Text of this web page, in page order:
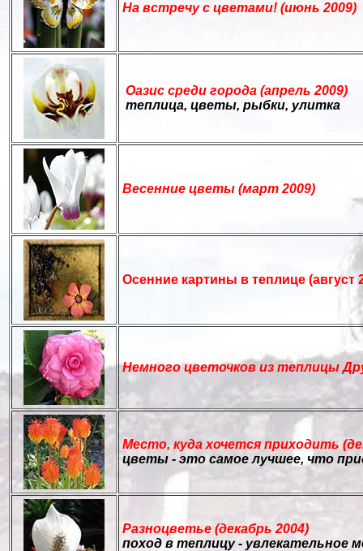
На встречу с цветами! (июнь 2009)
Оазис среди города (апрель 2009)
теплица, цветы, рыбки, улитка
Весенние цветы (март 2009)
Осенние картины в теплице (август
Немного цветочков из теплицы
Место, куда хочется приходить
цветы - это самое лучшее, что
Разноцветье (декабрь 2004)
поход в теплицу - увлекательное